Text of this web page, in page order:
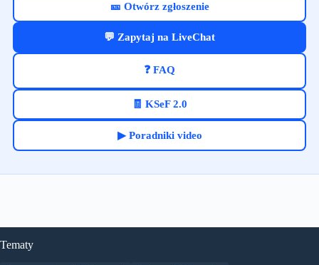
🎫 Otwórz zgłoszenie
💬 Zapytaj na LiveChat
❓ FAQ
🧾 KSeF 2.0
▶ Poradniki video
Tematy